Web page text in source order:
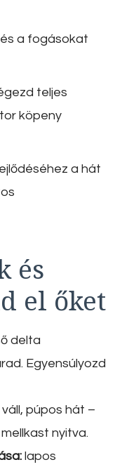
a fogásokat
teljes
köpeny
a hát
és
el őket
delta
Egyensúlyozd
púpos hát –
nyitva.
lapos